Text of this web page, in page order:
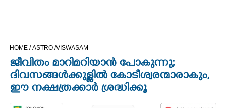
OPINION
HOME /ASTRO /VISWASAM
ജീവിതം മാറിമറിയാൻ പോകുന്നു;
ദിവസങ്ങൾക്കുള്ളിൽ കോടീശ്വരന്മാരാകും,
ഈ നക്ഷത്രക്കാർ ശ്രദ്ധിക്കൂ